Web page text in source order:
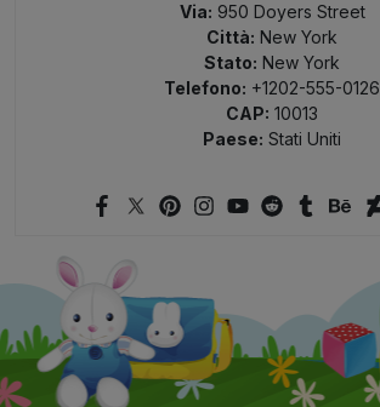
Via: 950 Doyers Street
Città: New York
Stato: New York
Telefono: +1202-555-0126
CAP: 10013
Paese: Stati Uniti